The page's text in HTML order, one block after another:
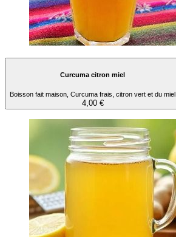
Curcuma citron miel
Boisson fait maison, Curcuma frais, citron vert et du miel
4,00 €